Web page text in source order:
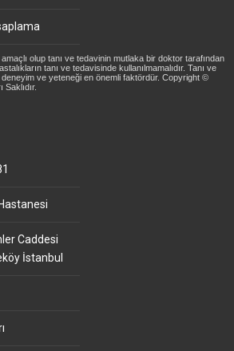
olup tanı ve tedavinin mutlaka bir doktor tarafından
tanı ve tedavisinde kullanılmamalıdır. Tanı ve
ve yeteneği en önemli faktördür. Copyright ©
Caddesi
İstanbul